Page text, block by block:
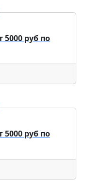
5000 руб по
5000 руб по